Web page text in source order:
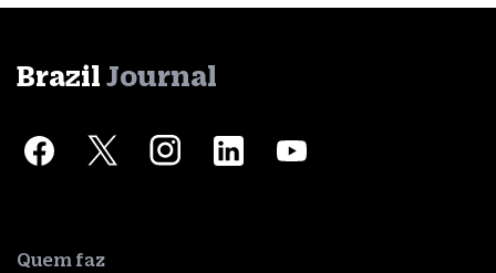
Brazil Journal
Quem faz